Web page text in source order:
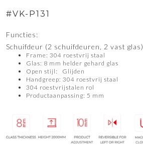
#VK-P131
Functies:
Schuifdeur (2 schuifdeuren, 2 vast glas)
Frame: 304 roestvrij staal
Glas: 8 mm helder gehard glas
Open stijl: Glijden
Handgreep: 304 roestvrij staal
304 roestvrijstalen rol
Productaanpassing: 5 mm